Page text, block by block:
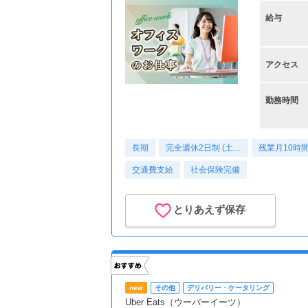
給与
アクセス
勤務時間
長期 完全週休2日制 (土… 残業月10時
交通費支給 社会保険完備
とりあえず保存
new その他 デリバリー・ケータリング
Uber Eats（ウーバーイーツ）